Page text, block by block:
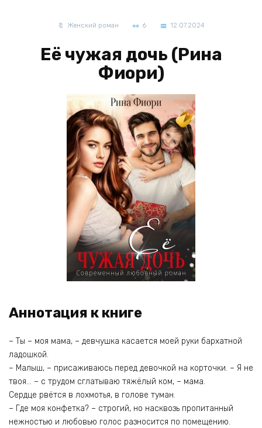
Женский роман 6 12.07.2024
Её чужая дочь (Рина
Фиори)
Аннотация к книге
– Ты – моя мама, – девчушка касается моей руки бархатной
ладошкой.
– Малыш, – присаживаюсь перед девочкой на корточки. – Я не
твоя… – с трудом сглатываю тяжёлый ком, – мама.
Сердце рвётся в лохмотья, в голове туман.
– Где моя конфетка? – строгий, но насквозь пропитанный
нежностью и любовью голос разносится по помещению.